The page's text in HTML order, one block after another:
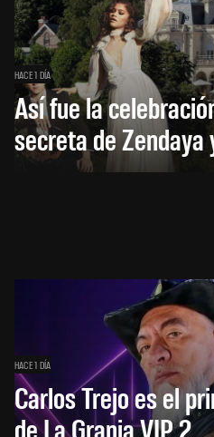
HACE 1 DÍA
Así fue la
secreta de Zendaya
HACE 1 DÍA
Carlos Trejo es el
de La Granja VIP 2